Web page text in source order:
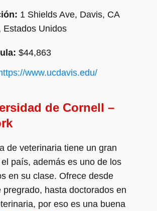
1 Shields Ave, Davis, CA
Estados Unidos
$44,863
www.ucdavis.edu/
de Cornell –
de veterinaria tiene un gran
país, además es uno de los
en su clase. Ofrece desde
pregrado, hasta doctorados en
por eso es una buena